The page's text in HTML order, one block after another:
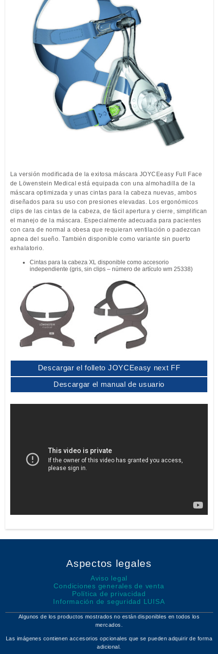
Löwenstein Medical Manufacturing
Löwenstein Medical Technology
Löwenstein Medical Innovation
Cuidado domiciliario – Máscaras oronasales
Software
Humidificadores
Compresores y dispositivos
de comprobación
Compresores
Dispositivos de comprobación
Monitoreo
Neonatología
Termoterapia
Tratamiento de la apnea
Aparatos de CPAP y APAP
Aparatos BiLevel S y ST
Software
Diagnóstico del sueño
Polisomnografía
Gestión de las secreciones
Condiciones generales de venta
Aviso legal
Política de privacidad
Compliance
Certificaciones
La versión modificada de la exitosa máscara JOYCEeasy Full Face
de Löwenstein Medical está equipada con una almohadilla de la
máscara optimizada y unas cintas para la cabeza nuevas, ambos
diseñados para su uso con presiones elevadas. Los ergonómicos
clips de las cintas de la cabeza, de fácil apertura y cierre, simplifican
el manejo de la máscara. Especialmente adecuada para pacientes
con cara de normal a obesa que requieran ventilación o padezcan
apnea del sueño. También disponible como variante sin puerto
exhalatorio.
Cintas para la cabeza XL disponible como accesorio
independiente (gris, sin clips – número de artículo wm 25338)
Descargar el folleto JOYCEeasy next FF
Descargar el manual de usuario
Aspectos legales
Aviso legal
Condiciones generales de venta
Política de privacidad
Información de seguridad LUISA
Algunos de los productos mostrados no están disponibles en todos los
mercados.
Las imágenes contienen accesorios opcionales que se pueden adquirir de forma
adicional.